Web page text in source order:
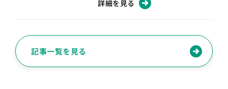
詳細を見る
記事一覧を見る